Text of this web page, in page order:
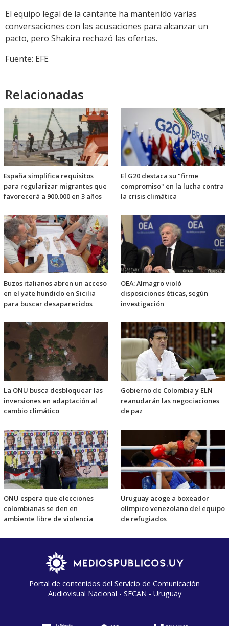
El equipo legal de la cantante ha mantenido varias
conversaciones con las acusaciones para alcanzar un
pacto, pero Shakira rechazó las ofertas.
Fuente: EFE
Relacionadas
España simplifica requisitos
para regularizar migrantes que
favorecerá a 900.000 en 3 años
El G20 destaca su "firme
compromiso" en la lucha contra
la crisis climática
Buzos italianos abren un acceso
en el yate hundido en Sicilia
para buscar desaparecidos
OEA: Almagro violó
disposiciones éticas, según
investigación
La ONU busca desbloquear las
inversiones en adaptación al
cambio climático
Gobierno de Colombia y ELN
reanudarán las negociaciones
de paz
ONU espera que elecciones
colombianas se den en
ambiente libre de violencia
Uruguay acoge a boxeador
olímpico venezolano del equipo
de refugiados
Portal de contenidos del Servicio de Comunicación
Audiovisual Nacional - SECAN - Uruguay